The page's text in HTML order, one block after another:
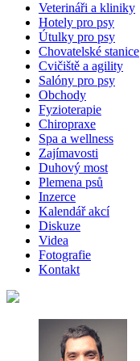
Veterináři a kliniky
Hotely pro psy
Útulky pro psy
Chovatelské stanice
Cvičiště a agility
Salóny pro psy
Obchody
Fyzioterapie
Chiropraxe
Spa a wellness
Zajímavosti
Duhový most
Plemena psů
Inzerce
Kalendář akcí
Diskuze
Videa
Fotografie
Kontakt